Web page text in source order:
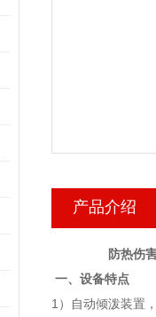
产品介绍
防热伤
一、设备特点
1 ）自动倾泼装置